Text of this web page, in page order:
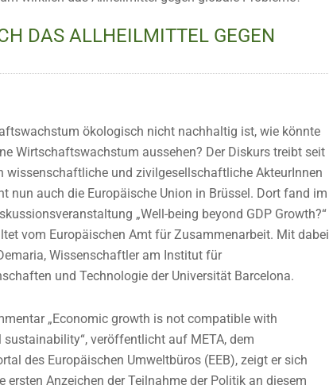
DAS ALLHEILMITTEL GEGEN
ökologisch nicht nachhaltig ist, wie könnte
Wirtschaftswachstum aussehen? Der Diskurs treibt seit
wissenschaftliche und zivilgesellschaftliche AkteurInnen
nun auch die Europäische Union in Brüssel. Dort fand im
„Well-being beyond GDP Growth?“
vom Europäischen Amt für Zusammenarbeit. Mit dabei
Wissenschaftler am Institut für
und Technologie der Universität Barcelona.
„Economic growth is not compatible with
veröffentlicht auf META, dem
des Europäischen Umweltbüros (EEB), zeigt er sich
ersten Anzeichen der Teilnahme der Politik an diesem